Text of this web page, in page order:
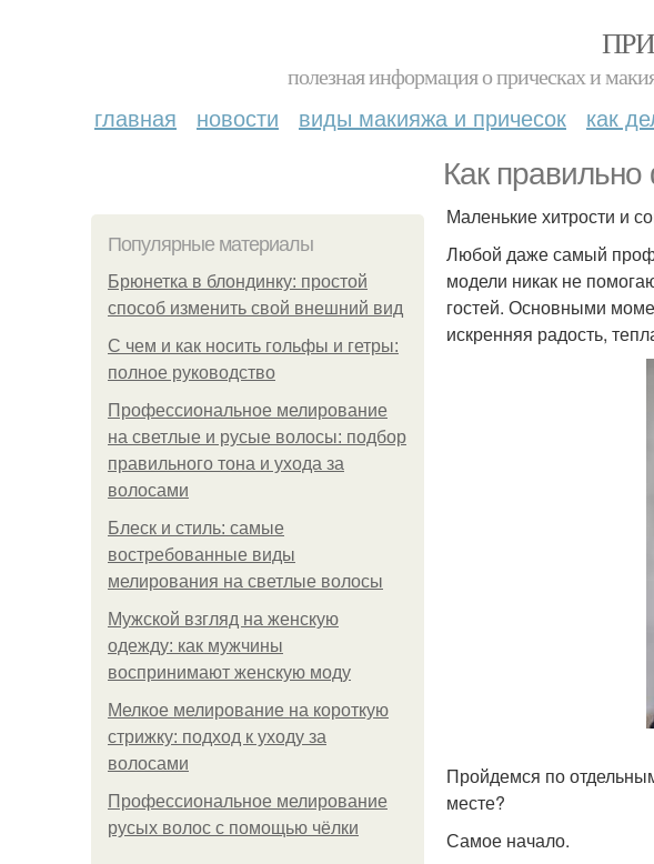
полезная информация о прическах и
главная новости виды макияжа и причесок как
Как
Популярные материалы
Брюнетка в блондинку: простой
способ изменить свой внешний вид
С чем и как носить гольфы и гетры:
полное руководство
Профессиональное мелирование
на светлые и русые волосы: подбор
правильного тона и ухода за
волосами
Блеск и стиль: самые
востребованные виды
мелирования на светлые волосы
Мужской взгляд на женскую
одежду: как мужчины
воспринимают женскую моду
Мелкое мелирование на короткую
стрижку: подход к уходу за
волосами
Профессиональное мелирование
русых волос с помощью чёлки
Маленькие хитрости и
Любой даже самый
модели никак не
гостей. Основными
искренняя радость,
Пройдемся по
месте?
Самое начало.